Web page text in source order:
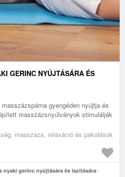
GERINC NYÚJTÁSÁRA ÉS
gyengéden nyújtja és
masszázsnyúlványok stimulálják
masszázs, relaxáció és pakolások
nyaki gerinc nyújtására és lazítására